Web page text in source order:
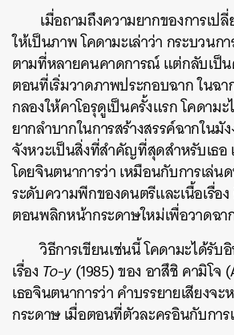
เมื่อถามถึงความยากของการเป
ให้เป็นภาพ โคดามะเล่าว่า กระบวนก
ตามที่หลายคนคาดการณ์ แต่กลับเป็
ตอนที่เริ่มวาดภาพประกอบฉาก ในฉา
กลองให้คาโอรุดูเป็นครั้งแรก โคดาม
ยากลำบากในการสร้างสรรค์ฉากในมั
จังหวะเป็นสิ่งที่สำคัญที่สุดสำหรับเธอ
โดยจินตนาการว่า เหมือนกับการเล่น
ระดับความพีกของดนตรีและเนื้อเรื่อ
ตอนพลิกหน้ากระดาษใหม่เพื่อวาดฉา
วิธีการเขียนเช่นนี้ โคดามะได้รับ
เรื่องTo-y(1985) ของ อาสึชิ คามิโจ
เธอจินตนาการว่า คำบรรยายเสียงจ
กระดาษ เมื่อตอนที่ตัวละครอินกับกา
ค้นหา
SHARE TWEET LINE